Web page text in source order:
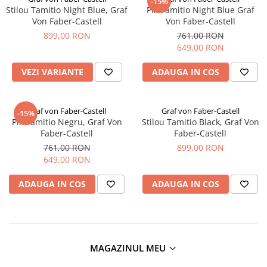
Graf von Faber-Castell
Molotow
Rotring
Kreul
Leuchtturm1917
Consumabile
Schneider
Radiere
Corectoare, Lipici
Penare si Rucsaci
Markere Machiaj
Rigle echere
Stilou Tamitio Night Blue, Graf
Von Faber-Castell
899,00 RON
VEZI VARIANTE
Pix Tamitio Night Blue Graf
Von Faber-Castell
761,00 RON
649,00 RON
ADAUGA IN COS
-15%Graf von Faber-Castell
Pix Tamitio Negru, Graf Von
Faber-Castell
761,00 RON
649,00 RON
ADAUGA IN COS
Graf von Faber-Castell
Stilou Tamitio Black, Graf Von
Faber-Castell
899,00 RON
ADAUGA IN COS
MAGAZINUL MEU